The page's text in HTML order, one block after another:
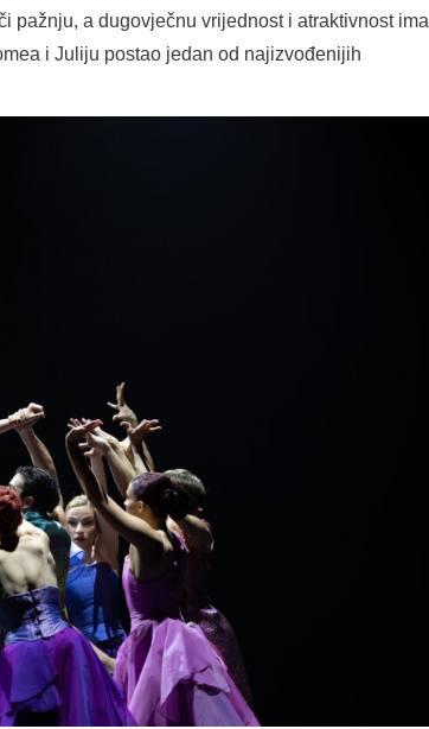
pažnju, a dugovječnu vrijednost i atraktivnost ima
i Juliju postao jedan od najizvođenijih